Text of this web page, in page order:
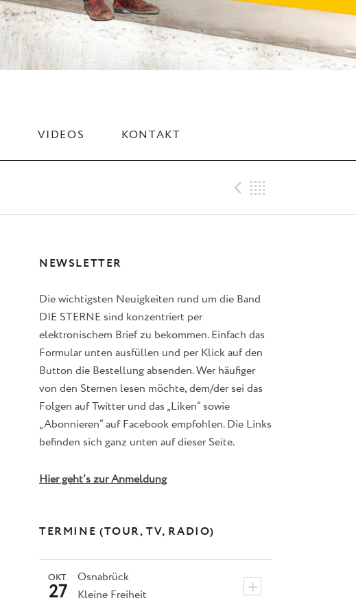
VIDEOS KONTAKT
Previous
NEWSLETTER
Die wichtigsten Neuigkeiten rund um die Band
DIE STERNE sind konzentriert per
elektronischem Brief zu bekommen. Einfach das
Formular unten ausfüllen und per Klick auf den
Button die Bestellung absenden. Wer häufiger
von den Sternen lesen möchte, dem/der sei das
Folgen auf Twitter und das „Liken“ sowie
„Abonnieren“ auf Facebook empfohlen. Die Links
befinden sich ganz unten auf dieser Seite.
Hier geht’s zur Anmeldung
TERMINE (TOUR, TV, RADIO)
Osnabrück +
OKT.
27 Kleine Freiheit